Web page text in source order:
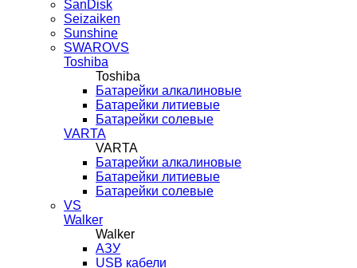
SanDisk
Seizaiken
Sunshine
SWAROVS
Toshiba
Toshiba
Батарейки алкалиновые
Батарейки литиевые
Батарейки солевые
VARTA
VARTA
Батарейки алкалиновые
Батарейки литиевые
Батарейки солевые
VS
Walker
Walker
AЗУ
USB кабели